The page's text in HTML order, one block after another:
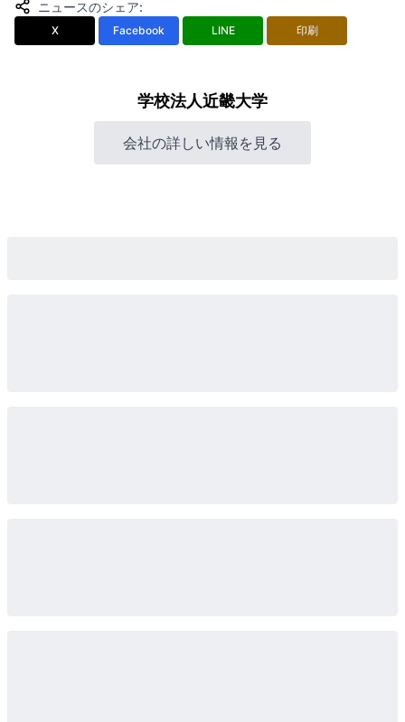
ニュースのシェア:
X Facebook LINE 印刷
学校法人近畿大学
会社の詳しい情報を見る